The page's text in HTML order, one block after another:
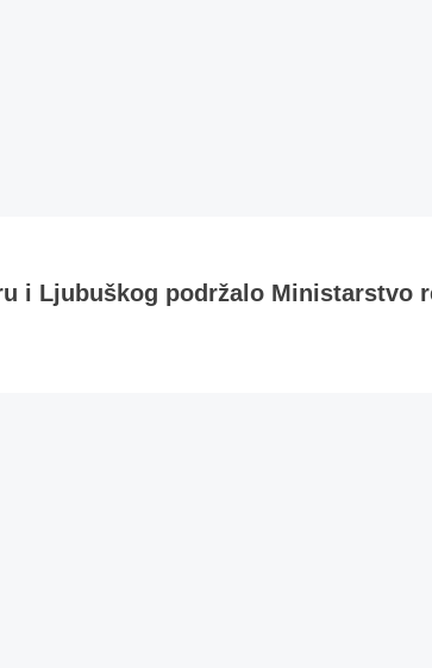
i Ljubuškog podržalo Ministarstvo